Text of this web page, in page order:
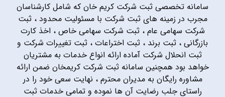
سامانه تخصصی ثبت شرکت کریم خان که شامل کارشناسان
مجرب در زمینه های ثبت شرکت با مسئولیت محدود ، ثبت
شرکت سهامی عام ، ثبت شرکت سهامی خاص ، اخذ کارت
بازرگانی ، ثبت برند ، ثبت اختراعات ، ثبت تغییرات شرکت و
ثبت انحلال شرکت آماده ارائه انواع خدمات به مشتریان
خواهد بود همچنین سامانه ثبت شرکت کریمخان ضمن ارائه
مشاوره رایگان به مدیران محترم ، نهایت سعی خود را در
راستای جلب رضایت آن ها نموده و تمامی خدمات ثبت